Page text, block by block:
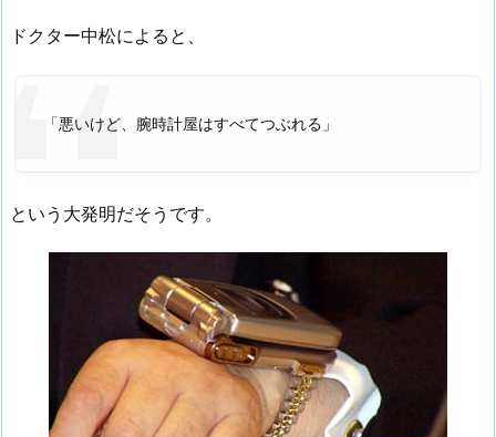
ドクター中松によると、
「悪いけど、腕時計屋はすべてつぶれる」
という大発明だそうです。